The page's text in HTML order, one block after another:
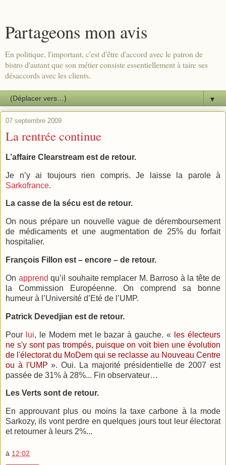
Partageons mon avis
En politique, l'important, c'est d'être d'accord avec le patron de
bistro d'autant que son métier consiste essentiellement à taire ses
désaccords avec les clients.
▼
07 septembre 2009
La rentrée continue
L’affaire Clearstream est de retour.
Je n’y ai toujours rien compris. Je laisse la parole à
Sarkofrance.
La casse de la sécu est de retour.
On nous prépare un nouvelle vague de déremboursement
de médicaments et une augmentation de 25% du forfait
hospitalier.
François Fillon est – encore – de retour.
On apprend qu’il souhaite remplacer M. Barroso à la tête de
la Commission Européenne. On comprend sa bonne
humeur à l’Université d’Eté de l’UMP.
Patrick Devedjian est de retour.
Pour lui, le Modem met le bazar à gauche. « les électeurs
ne s'y sont pas trompés, puisque on voit bien une évolution
de l'électorat du MoDem qui se reclasse au Nouveau Centre
ou à l'UMP ». Oui. La majorité présidentielle de 2007 est
passée de 31% à 28%... Fin observateur…
Les Verts sont de retour.
En approuvant plus ou moins la taxe carbone à la mode
Sarkozy, ils vont perdre en quelques jours tout leur électorat
et retourner à leurs 2%...
à 12:02